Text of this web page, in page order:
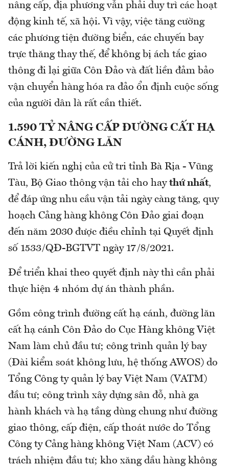
nâng cấp, địa phương vẫn phải duy trì các hoạt
động kinh tế, xã hội. Vì vậy, việc tăng cường
các phương tiện đường biển, các chuyến bay
trực thăng thay thế, để không bị ách tắc giao
thông đi lại giữa Côn Đảo và đất liền đảm bảo
vận chuyển hàng hóa ra đảo ổn định cuộc sống
của người dân là rất cần thiết.
1.590 TỶ NÂNG CẤP ĐƯỜNG CẤT HẠ
CÁNH, ĐƯỜNG LĂN
Trả lời kiến nghị của cử tri tỉnh Bà Rịa - Vũng
Tàu, Bộ Giao thông vận tải cho hay thứ nhất,
để đáp ứng nhu cầu vận tải ngày càng tăng, quy
hoạch Cảng hàng không Côn Đảo giai đoạn
đến năm 2030 được điều chỉnh tại Quyết định
số 1533/QĐ-BGTVT ngày 17/8/2021.
Để triển khai theo quyết định này thì cần phải
thực hiện 4 nhóm dự án thành phần.
Gồm công trình đường cất hạ cánh, đường lăn
cất hạ cánh Côn Đảo do Cục Hàng không Việt
Nam làm chủ đầu tư; công trình quản lý bay
(Đài kiểm soát không lưu, hệ thống AWOS) do
Tổng Công ty quản lý bay Việt Nam (VATM)
đầu tư; công trình xây dựng sân đỗ, nhà ga
hành khách và hạ tầng dùng chung như đường
giao thông, cấp điện, cấp thoát nước do Tổng
Công ty Cảng hàng không Việt Nam (ACV) có
trách nhiệm đầu tư; kho xăng dầu hàng không